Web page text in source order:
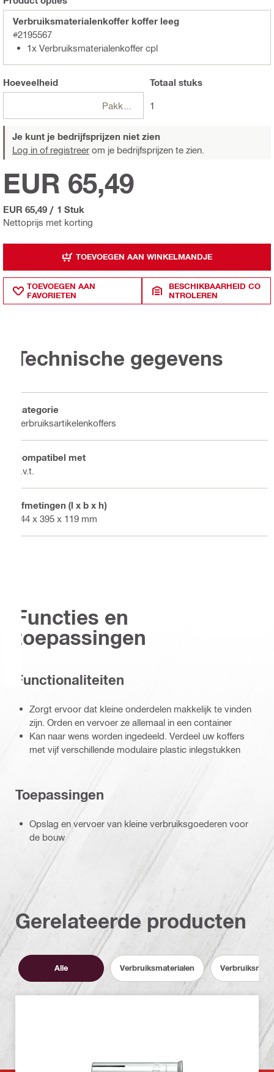
Verbruiksmaterialenkoffer koffer leeg
#2195567
1x Verbruiksmaterialenkoffer cpl
Hoeveelheid
Pakketten
Totaal stuks
1
Je kunt je bedrijfsprijzen niet zien
Log in of registreer om je bedrijfsprijzen te zien.
Nettoprijs met korting
EUR 65,49
EUR 65,49 / 1 Stuk
TOEVOEGEN AAN WINKELMANDJE
TOEVOEGEN AAN
FAVORIETEN
BESCHIKBAARHEID CO
NTROLEREN
Technische gegevens
Categorie
Verbruiksartikelenkoffers
Compatibel met
n.v.t.
Afmetingen (l x b x h)
444 x 395 x 119 mm
Functies en
toepassingen
Functionaliteiten
Zorgt ervoor dat kleine onderdelen makkelijk te vinden
zijn. Orden en vervoer ze allemaal in een container
Kan naar wens worden ingedeeld. Verdeel uw koffers
met vijf verschillende modulaire plastic inlegstukken
Toepassingen
Opslag en vervoer van kleine verbruiksgoederen voor
de bouw
Gerelateerde producten
Alle Verbruiksmaterialen